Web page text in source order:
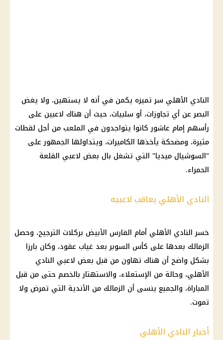
النادي الأهلي سر تميزه يكمن في أنه لا يستهين، ولا يغض
البصر عن أي تجاوزات، أو سلبيات، حيث أن هناك لاعبين على
رأسهم إمام عاشور كانوا يتواجدون في الملعب من أجل لقطات
مثيرة، ومضحكة يأخذها الكاميرات، ويتداولها الجمهور على
"السوشيال ميديا" التي تشغل بال بعض لاعبي القلعة
الحمراء.
النادي الأهلي يعاقب لاعبيه
خسرالنادي الأهلي أمام الفارس الأبيض بركلات الترجيح، وحصل
الزمالك بعدها على كأس السوبربعد غياب عقود، وكان بارزا
بشكل واضح أن هناك تهاون من قبل بعض لاعبي النادي
الأهلي، وحالة من الإستعلاء، والاستهتار بالخصم حتى من قبل
المباراة، والجميع ينسى أن الزمالك من الأندية التي تمرض ولا
تموت.
أخبار النادي الأهلي